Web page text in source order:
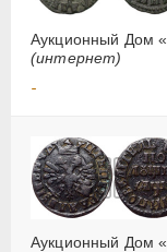
Аукционный Дом
(интернет)
-
Аукционный Дом